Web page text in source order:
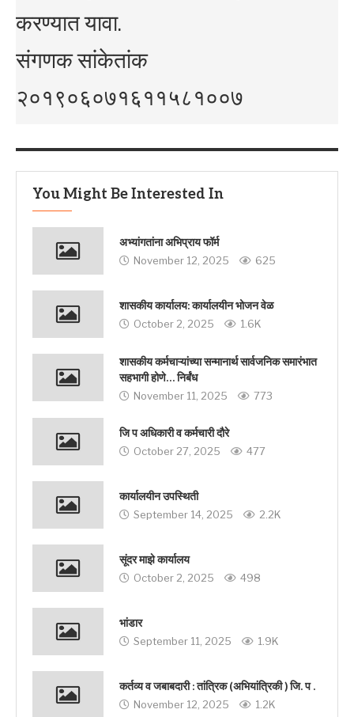
करण्यात यावा.
संगणक सांकेतांक
२०१९०६०७१६११५८१००७
You Might Be Interested In
अभ्यांगतांना अभिप्राय फॉर्म
November 12, 2025 625
शासकीय कार्यालय: कार्यालयीन भोजन वेळ
October 2, 2025 1.6K
शासकीय कर्मचाऱ्यांच्या सन्मानार्थ सार्वजनिक समारंभात
सहभागी होणे… निर्बंध
November 11, 2025 773
जि प अधिकारी व कर्मचारी दौरे
October 27, 2025 477
कार्यालयीन उपस्थिती
September 14, 2025 2.2K
सूंदर माझे कार्यालय
October 2, 2025 498
भांडार
September 11, 2025 1.9K
कर्तव्य व जबाबदारी : तांत्रिक (अभियांत्रिकी ) जि. प .
November 12, 2025 1.2K